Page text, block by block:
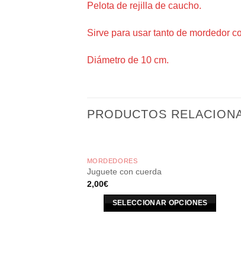
Pelota de rejilla de caucho.
Sirve para usar tanto de mordedor
Diámetro de 10 cm.
PRODUCTOS
MORDEDORES
Juguete con cuerda
2,00€
SELECCIONAR OPCIONES